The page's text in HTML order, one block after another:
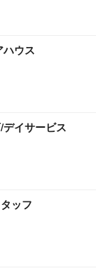
ハウス
デイサービス
ッフ